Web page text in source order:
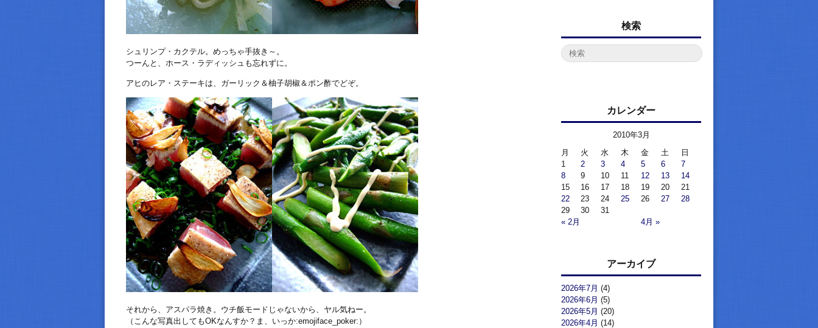
シュリンプ・カクテル。めっちゃ手抜き～。
つーんと、ホース・ラディッシュも忘れずに。
アヒのレア・ステーキは、ガーリック＆柚子胡椒＆ポン酢でどぞ。
それから、アスパラ焼き。ウチ飯モードじゃないから、ヤル気ねー。
（こんな写真出してもOKなんすか？ま、いっか:emojiface_poker:）
検索
カレンダー
2010年3月
月
火 水 木 金 土 日
« 2月 4月 »
1 2 3 4 5 6
7
8
9 10 11 12 13
14
15
16 17 18 19 20
21
22
23 24 25 26 27
28
29
30 31
アーカイブ
2026年7月 (4)
2026年6月 (5)
2026年5月 (20)
2026年4月 (14)